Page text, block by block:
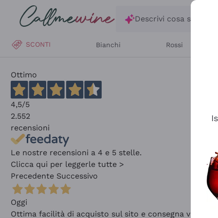
Salta al contenuto principale
Descrivi cosa stai
SCONTI Bianchi Rossi
Ottimo
4,5/5
2.552
recensioni
Le nostre recensioni a 4 e 5 stelle.
Clicca qui per leggerle tutte >
Precedente Successivo
Oggi
Ottima facilità di acquisto sul sito e consegna